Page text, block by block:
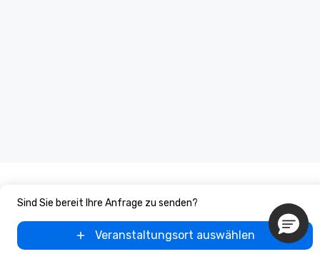
Sind Sie bereit Ihre Anfrage zu senden?
Veranstaltungsort auswählen